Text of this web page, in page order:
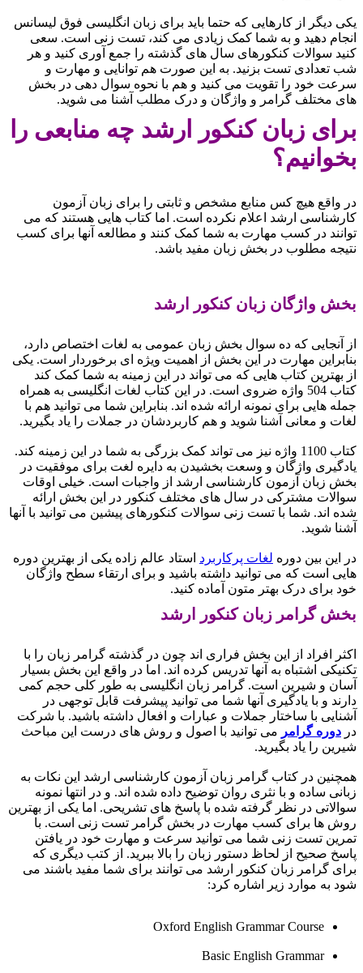
یکی دیگر از کارهایی که حتما باید برای زبان انگلیسی فوق لیسانس
انجام دهید و به شما کمک زیادی می کند، تست زنی است. سعی
کنید سوالات کنکورهای سال های گذشته را جمع آوری کنید و هر
شب تعدادی تست بزنید. به این صورت هم توانایی و مهارت و
سرعت خود را تقویت می کنید و هم با نحوه سوال دهی در بخش
های مختلف گرامر و واژگان و درک مطلب آشنا می شوید.
برای زبان کنکور ارشد چه منابعی را
بخوانیم؟
در واقع هیچ کس منابع مشخص و ثابتی را برای زبان آزمون
کارشناسی ارشد اعلام نکرده است. اما کتاب هایی هستند که می
توانند در کسب مهارت به شما کمک کنند و مطالعه آنها برای کسب
نتیجه مطلوب در بخش زبان مفید باشد.
بخش واژگان زبان کنکور ارشد
از آنجایی که ده سوال بخش زبان عمومی به لغات اختصاص دارد،
بنابراین مهارت در این بخش از اهمیت ویژه ای برخوردار است. یکی
از بهترین کتاب هایی که می تواند در این زمینه به شما کمک کند
کتاب 504 واژه ضروی است. در این کتاب لغات انگلیسی به همراه
جمله هایی برای نمونه ارائه شده اند. بنابراین شما می توانید هم با
لغات و معانی آشنا شوید و هم کاربردشان در جملات را یاد بگیرید.
کتاب 1100 واژه نیز می تواند کمک بزرگی به شما در این زمینه کند.
یادگیری واژگان و وسعت بخشیدن به دایره لغت برای موفقیت در
بخش زبان آزمون کارشناسی ارشد از واجبات است. خیلی اوقات
سوالات مشترکی در سال های مختلف کنکور در این بخش ارائه
شده اند. شما با تست زنی سوالات کنکورهای پیشین می توانید با آنها
آشنا شوید.
در این بین دوره لغات پرکاربرد استاد عالم زاده یکی از بهترین دوره
هایی است که می توانید داشته باشید و برای ارتقاء سطح واژگان
خود برای درک بهتر متون آماده کنید.
بخش گرامر زبان کنکور ارشد
اکثر افراد از این بخش فراری اند چون در گذشته گرامر زبان را با
تکنیکی اشتباه به آنها تدریس کرده اند. اما در واقع این بخش بسیار
آسان و شیرین است. گرامر زبان انگلیسی به طور کلی حجم کمی
دارند و با یادگیری آنها شما می توانید پیشرفت قابل توجهی در
آشنایی با ساختار جملات و عبارات و افعال داشته باشید. با شرکت
در دوره گرامر می توانید با اصول و روش های درست این مباحث
شیرین را یاد بگیرید.
همچنین در کتاب گرامر زبان آزمون کارشناسی ارشد این نکات به
زبانی ساده و با نثری روان توضیح داده شده اند. و در انتها نمونه
سوالاتی در نظر گرفته شده با پاسخ های تشریحی. اما یکی از بهترین
روش ها برای کسب مهارت در بخش گرامر تست زنی است. با
تمرین تست زنی شما می توانید سرعت و مهارت خود در یافتن
پاسخ صحیح از لحاظ دستور زبان را بالا ببرید. از کتب دیگری که
برای گرامر زبان کنکور ارشد می توانند برای شما مفید باشند می
شود به موارد زیر اشاره کرد:
Oxford English Grammar Course
Basic English Grammar